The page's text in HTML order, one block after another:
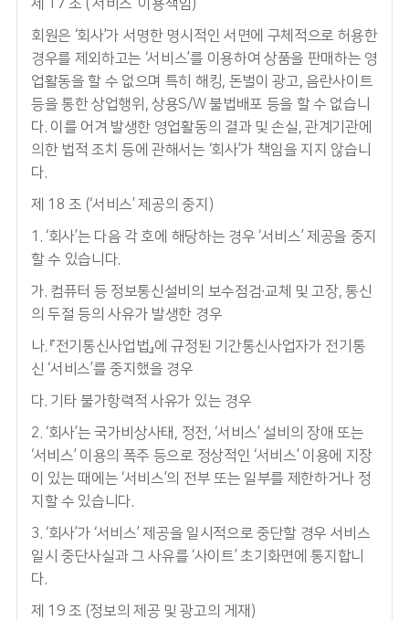
제 17 조 (‘서비스’ 이용책임)
회원은 ‘회사’가 서명한 명시적인 서면에 구체적으로 허용한
경우를 제외하고는 ‘서비스’를 이용하여 상품을 판매하는 영
업활동을 할 수 없으며 특히 해킹, 돈벌이 광고, 음란사이트
등을 통한 상업행위, 상용S/W 불법배포 등을 할 수 없습니
다. 이를 어겨 발생한 영업활동의 결과 및 손실, 관계기관에
의한 법적 조치 등에 관해서는 ‘회사’가 책임을 지지 않습니
다.
제 18 조 (‘서비스’ 제공의 중지)
1. ‘회사’는 다음 각 호에 해당하는 경우 ‘서비스’ 제공을 중지
할 수 있습니다.
가. 컴퓨터 등 정보통신설비의 보수점검∙교체 및 고장, 통신
의 두절 등의 사유가 발생한 경우
나. 『전기통신사업법』에 규정된 기간통신사업자가 전기통
신 ‘서비스’를 중지했을 경우
다. 기타 불가항력적 사유가 있는 경우
2. ‘회사’는 국가비상사태, 정전, ‘서비스’ 설비의 장애 또는
‘서비스’ 이용의 폭주 등으로 정상적인 ‘서비스’ 이용에 지장
이 있는 때에는 ‘서비스’의 전부 또는 일부를 제한하거나 정
지할 수 있습니다.
3. ‘회사’가 ‘서비스’ 제공을 일시적으로 중단할 경우 서비스
일시 중단사실과 그 사유를 ‘사이트’ 초기화면에 통지합니
다.
제 19 조 (정보의 제공 및 광고의 게재)